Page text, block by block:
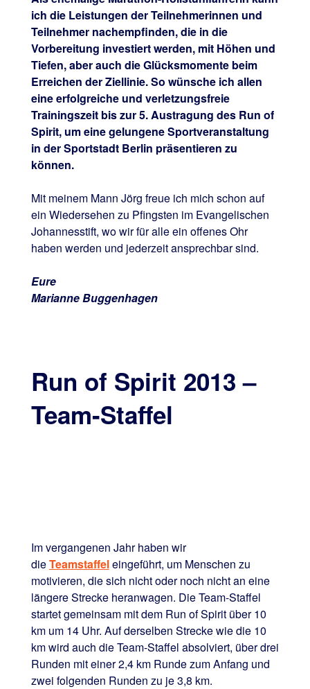
ich die Leistungen der Teilnehmerinnen und
Teilnehmer nachempfinden, die in die
Vorbereitung investiert werden, mit Höhen und
Tiefen, aber auch die Glücksmomente beim
Erreichen der Ziellinie. So wünsche ich allen
eine erfolgreiche und verletzungsfreie
Trainingszeit bis zur 5. Austragung des Run of
Spirit, um eine gelungene Sportveranstaltung
in der Sportstadt Berlin präsentieren zu
können.
Mit meinem Mann Jörg freue ich mich schon auf
ein Wiedersehen zu Pfingsten im Evangelischen
Johannesstift, wo wir für alle ein offenes Ohr
haben werden und jederzeit ansprechbar sind.
Eure
Marianne Buggenhagen
Run of Spirit 2013 –
Team-Staffel
Im vergangenen Jahr haben wir
dieTeamstaffeleingeführt, um Menschen zu
motivieren, die sich nicht oder noch nicht an eine
längere Strecke heranwagen. Die Team-Staffel
startet gemeinsam mit dem Run of Spirit über 10
km um 14 Uhr. Auf derselben Strecke wie die 10
km wird auch die Team-Staffel absolviert, über drei
Runden mit einer 2,4 km Runde zum Anfang und
zwei folgenden Runden zu je 3,8 km.